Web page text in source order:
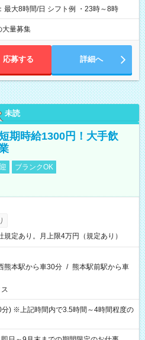
最大8時間/日 シフト例 ・23時～8時
大量募集
応募する 詳細へ
未読
期時給1300円！大手飲
ブランクOK
規定あり。月上限4万円（規定あり）
熊本駅から車30分 / 熊本駅前駅から車
) ※上記時間内で3.5時間～4時間程度の